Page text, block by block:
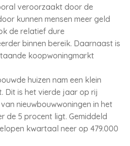
veroorzaakt door de
kunnen mensen meer geld
de relatief dure
binnen bereik. Daarnaast is
koopwoningmarkt
huizen nam een klein
Dit is het vierde jaar op rij
nieuwbouwwoningen in het
de 5 procent ligt. Gemiddeld
kwartaal neer op 479.000